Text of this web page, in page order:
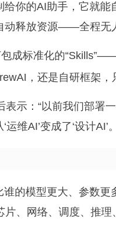
你的AI助手，它就
动释放资源——全程无
成标准化的
，还是自研框架
表示：“以前我们部署
维AI’变成了‘设计AI’
的模型更大、参数
、网络、调度、推理